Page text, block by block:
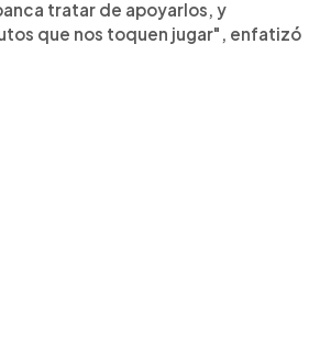
tratar de apoyarlos, y
que nos toquen jugar", enfatizó